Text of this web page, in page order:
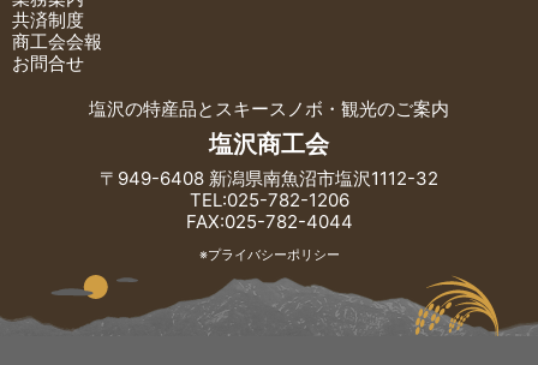
共済制度
商工会会報
お問合せ
塩沢の特産品とスキースノボ・観光のご案内
塩沢商工会
〒949-6408 新潟県南魚沼市塩沢1112-32
TEL:025-782-1206
FAX:025-782-4044
※プライバシーポリシー